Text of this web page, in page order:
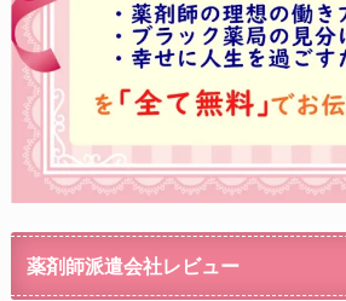
薬剤師派遣会社レビュー